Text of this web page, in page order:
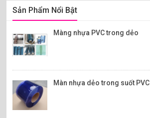
Sản Phẩm Nổi Bật
Màng nhựa PVC trong dẻo
Màn nhựa dẻo trong suốt PVC